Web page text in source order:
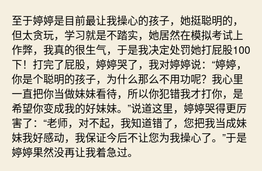
至于婷婷是目前最让我操心的孩子，她挺聪明的，
但太贪玩，学习就是不踏实，她居然在模拟考试上
作弊，我真的很生气，于是我决定处罚她打屁股100
下！打完了屁股，婷婷哭了，我对婷婷说：“婷婷，
你是个聪明的孩子，为什么那么不用功呢？我心里
一直把你当做妹妹看待，所以你犯错我才打你，是
希望你变成我的好妹妹。”说道这里，婷婷哭得更厉
害了：“老师，对不起，我知道错了，您把我当成妹
妹我好感动，我保证今后不让您为我操心了。”于是
婷婷果然没再让我着急过。